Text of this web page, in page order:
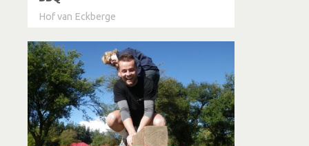
Hof van Eckberge